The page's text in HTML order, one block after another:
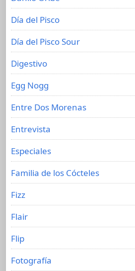
Día del Pisco
Día del Pisco Sour
Digestivo
Egg Nogg
Entre Dos Morenas
Entrevista
Especiales
Familia de los Cócteles
Fizz
Flair
Flip
Fotografía